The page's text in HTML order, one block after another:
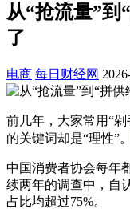
从“抢流量”到
了
电商 每日财经网
前几年，大家常用“
的关键词却是“理性”。
中国消费者协会每年
续两年的调查中，自
占比均超过75%。